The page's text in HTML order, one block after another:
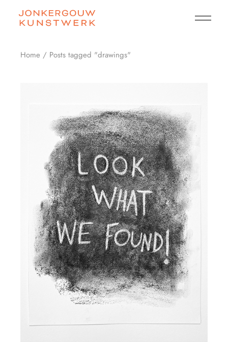
content
Home Posts tagged "drawings"